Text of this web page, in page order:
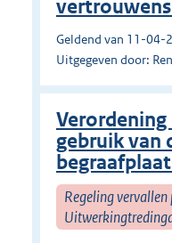
Geldend van 11-04-
Uitgegeven door:
gebruik van
Regeling